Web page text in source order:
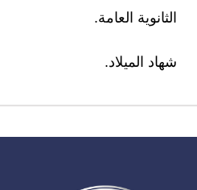
الثانوية العامة.
شهاد الميلاد.